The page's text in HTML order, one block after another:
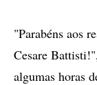
"Parabéns aos
Cesare
algumas horas